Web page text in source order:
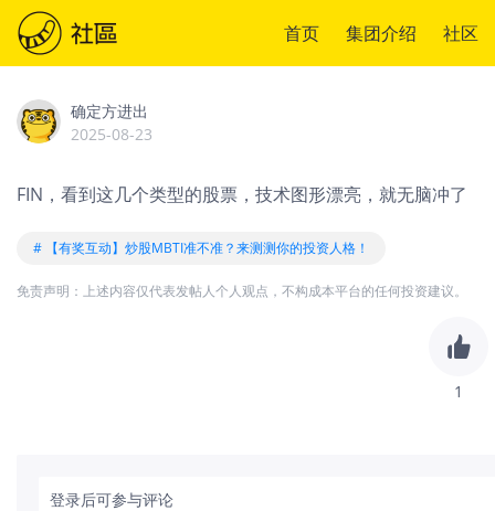
首页 集团介绍 社区
确定方进出
2025-08-23
FIN，看到这几个类型的股票，技术图形漂亮，就无脑冲了
# 【有奖互动】炒股MBTI准不准？来测测你的投资人格！
免责声明：上述内容仅代表发帖人个人观点，不构成本平台的任何投资建议。
1
登录后可参与评论